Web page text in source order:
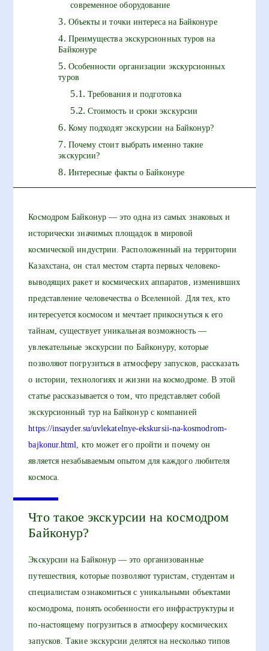
современное оборудование
Объекты и точки интереса на Байконуре
Преимущества экскурсионных туров на
Байконуре
Особенности организации экскурсионных
туров
Требования и подготовка
Стоимость и сроки экскурсии
Кому подходят экскурсии на Байконур?
Почему стоит выбрать именно такие
экскурсии?
Интересные факты о Байконуре
Космодром Байконур — это одна из самых знаковых и
исторически значимых площадок в мировой
космической индустрии. Расположенный на территории
Казахстана, он стал местом старта первых человеко-
выводящих ракет и космических аппаратов, изменивших
представление человечества о Вселенной. Для тех, кто
интересуется космосом и мечтает прикоснуться к его
тайнам, существует уникальная возможность —
увлекательные экскурсии по Байконуру, которые
позволяют погрузиться в атмосферу запусков, рассказать
о истории, технологиях и жизни на космодроме. В этой
статье рассказывается о том, что представляет собой
экскурсионный тур на Байконур с компанией
https://insayder.su/uvlekatelnye-ekskursii-na-kosmodrom-
bajkonur.html, кто может его пройти и почему он
является незабываемым опытом для каждого любителя
космоса.
Что такое экскурсии на космодром
Байконур?
Экскурсии на Байконур — это организованные
путешествия, которые позволяют туристам, студентам и
специалистам ознакомиться с уникальными объектами
космодрома, понять особенности его инфраструктуры и
по-настоящему погрузиться в атмосферу космических
запусков. Такие экскурсии делятся на несколько типов